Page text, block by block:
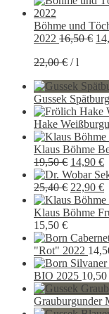
Böhme und
2022 16,50€
22,00€ /l
Gussek
Hake
Klaus Böhme
19,50€
Preis
war:
19,50 €
14,90 €
25,40€
Preis
war:
22,90 €
Klaus Böhme
15,50 €
"Rot" 2022
BIO 2025 10,50
Grauburgunder